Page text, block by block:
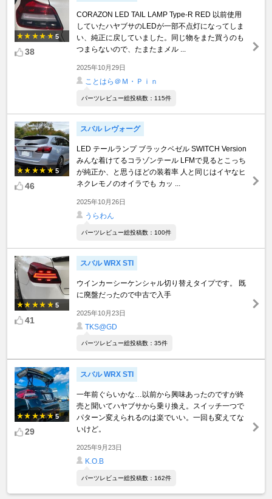
5
38
CORAZON LED TAIL LAMP Type-R RED 以前使用
していたハヤブサのLEDが一部不点灯になってしま
い、純正に戻していました。同じ物をまた買うのも
つまらないので、たまたまメル ...
2025年10月29日
ことはら＠Ｍ・Ｐｉｎ
パーツレビュー総投稿数：115件
5
46
スバル レヴォーグ
LED テールランプ ブラックベゼル SWITCH Version
みんな着けてるコラゾンテール LFMで見るとこっち
が純正か、と思うほどの装着率 人と同じはイヤなヒ
ネクレモノのオイラでも カッ ...
2025年10月26日
うらわん
パーツレビュー総投稿数：100件
5
41
スバル WRX STI
ウインカーシーケンシャル切り替えタイプです。 既
に廃盤だったので中古で入手
2025年10月23日
TKS@GD
パーツレビュー総投稿数：35件
5
29
スバル WRX STI
一年前ぐらいかな…以前から興味あったのですが終
売と聞いてハヤブサから乗り換え。スイッチ一つで
パターン変えられるのは楽でいい。一回も変えてな
いけど。
2025年9月23日
K.O.B
パーツレビュー総投稿数：162件